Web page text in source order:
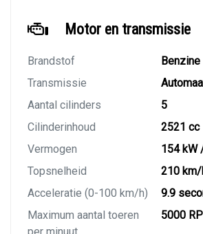
Motor en transmissie
Brandstof
Benzine
Transmissie
Aantal cilinders
5
Cilinderinhoud
2521 cc
Vermogen
154 kW
Topsnelheid
210 km/
Acceleratie (0-100 km/h)
9.9
Maximum aantal toeren
5000